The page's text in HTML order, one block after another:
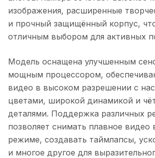
изображения, расширенные
и прочный защищённый корпус,
отличным выбором для активных
Модель оснащена улучшенным
мощным процессором,
видео в высоком разрешении с
цветами, широкой динамикой и
деталями. Поддержка различных
позволяет снимать плавное видео
режиме, создавать таймлапсы,
и многое другое для